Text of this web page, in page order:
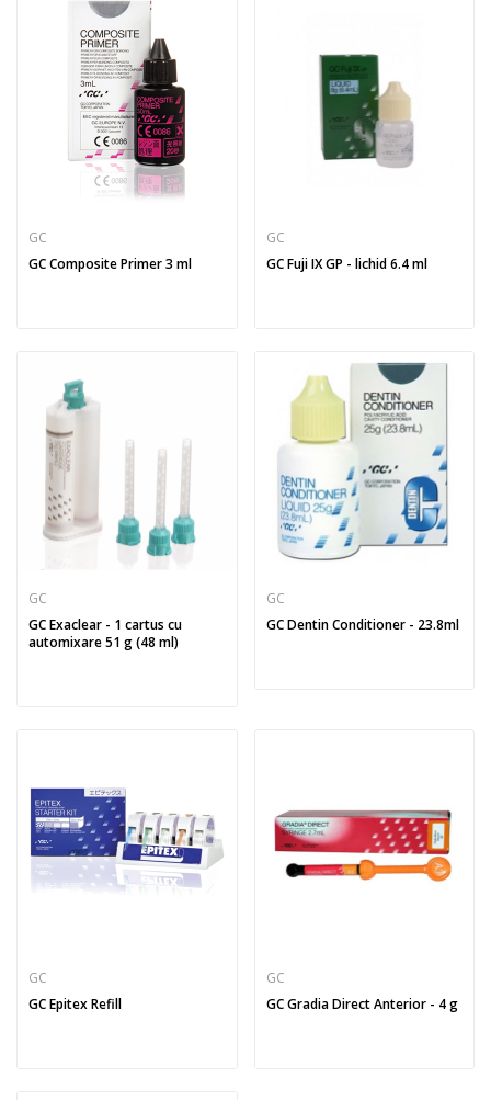
GC
GC Composite Primer 3 ml
GC
GC Fuji IX GP - lichid 6.4 ml
GC
GC Exaclear - 1 cartus cu
automixare 51 g (48 ml)
GC
GC Dentin Conditioner - 23.8ml
GC
GC Epitex Refill
GC
GC Gradia Direct Anterior - 4 g